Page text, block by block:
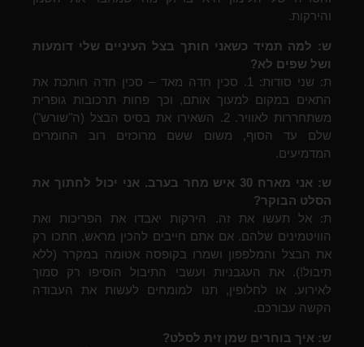
והירקות.
ש: למה תמיד כשאני חותך בצל העיניים שלי דומעות
ושל שפים לא?
ת: שני סודות: 1. סכין חדה מאד – סכין חדה חותכת את
התאים במקום למעוך אותם, וכך פחות תרכובות גופרית
משתחררות לאוויר. 2. השאירו את בסיס הבצל (ה"שורש")
שלם עד הסוף, משום ששם מרוכזים רוב החומרים
המדמיעים.
ש: אני מארח 30 איש מחר בערב. אני יכול לחתוך את
הסלט הבוקר?
ת: אל תעשו את זה. הירקות יאבדו את הפריכות ואת
הוויטמינים שלהם. אם אתם חייבים להכין מראש, חתכו רק
את הבצל והמלפפון ושמרו בקופסה אטומה במקרר (ללא
תיבול!). את העגבניות ועשבי התיבול הוסיפו רק סמוך
לאירוע. או לחלופין, תנו למומחים לעשות את העבודה
הקשה עבורכם.
ש: איך בוחרים שמן זית לסלט?